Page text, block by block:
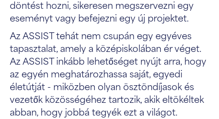
döntést hozni, sikeresen megszervezni egy
eseményt vagy befejezni egy új projektet.
Az ASSIST tehát nem csupán egy egyéves
tapasztalat, amely a középiskolában ér véget.
Az ASSIST inkább lehetőséget nyújt arra, hogy
az egyén meghatározhassa saját, egyedi
életútját - miközben olyan ösztöndíjasok és
vezetők közösségéhez tartozik, akik eltökéltek
abban, hogy jobbá tegyék ezt a világot.